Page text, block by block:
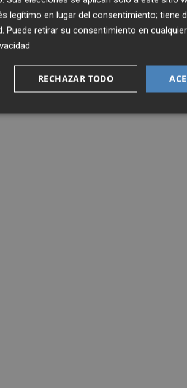
legítimo en lugar del consentimiento; tiene
. Puede retirar su consentimiento en
RECHAZAR TODO